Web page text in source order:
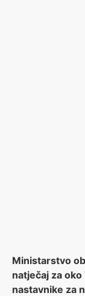
Ministarstvo
natječaj za
nastavnike za